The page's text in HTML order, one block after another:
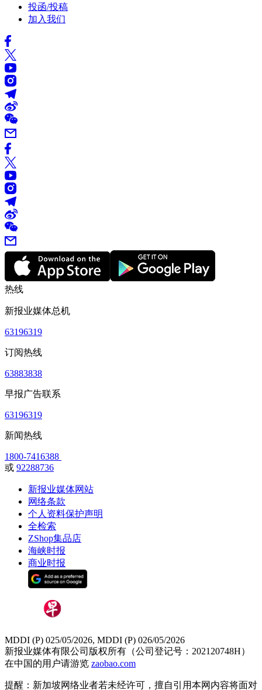
投函/投稿
加入我们
热线
新报业媒体总机
63196319
订阅热线
63883838
早报广告联系
63196319
新闻热线
1800-7416388
或 92288736
新报业媒体网站
网络条款
个人资料保护声明
全检索
ZShop集品店
海峡时报
商业时报
MDDI (P) 025/05/2026, MDDI (P) 026/05/2026
新报业媒体有限公司版权所有（公司登记号：202120748H）
在中国的用户请游览 zaobao.com
提醒：新加坡网络业者若未经许可，擅自引用本网内容将面对